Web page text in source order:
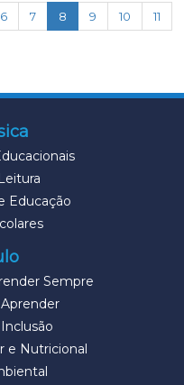
6 7 8 (current)
9 10
11
Educação
Sempre
e Nutricional